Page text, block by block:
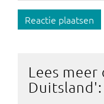
Reactie plaatsen
Lees meer
Duitsland':